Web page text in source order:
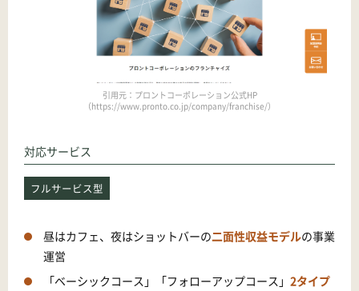
引用元：プロントコーポレーション公式HP
（https://www.pronto.co.jp/company/franchise/）
対応サービス
フルサービス型
昼はカフェ、夜はショットバーの二面性収益モデルの事業
運営
「ベーシックコース」「フォローアップコース」 2タイプ